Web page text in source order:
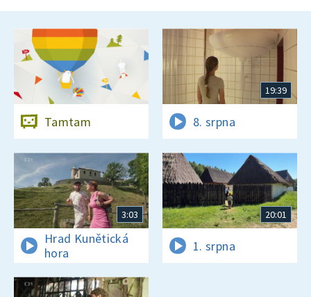
Tamtam
19:39
8. srpna
3:03
Hrad Kunětická
hora
20:01
1. srpna